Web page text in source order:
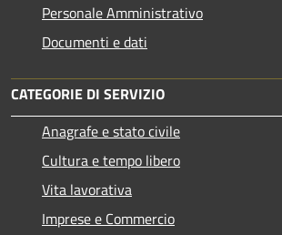
Personale Amministrativo
Documenti e dati
CATEGORIE DI SERVIZIO
Anagrafe e stato civile
Cultura e tempo libero
Vita lavorativa
Imprese e Commercio